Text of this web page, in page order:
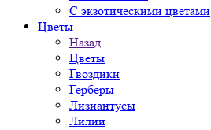
С экзотическими цветами
Цветы
Назад
Цветы
Гвоздики
Герберы
Лизиантусы
Лилии